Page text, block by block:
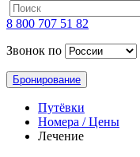
8 800 707 51 82
Звонок по
Бронирование
Путёвки
Номера / Цены
Лечение